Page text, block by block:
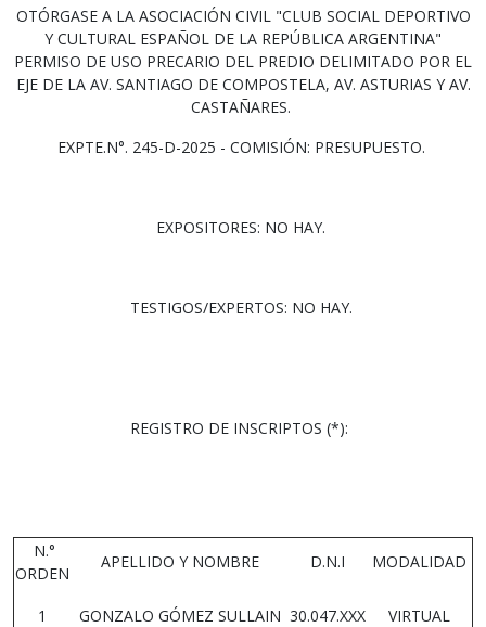
OTÓRGASE A LA ASOCIACIÓN CIVIL "CLUB SOCIAL DEPORTIVO
Y CULTURAL ESPAÑOL DE LA REPÚBLICA ARGENTINA"
PERMISO DE USO PRECARIO DEL PREDIO DELIMITADO POR EL
EJE DE LA AV. SANTIAGO DE COMPOSTELA, AV. ASTURIAS Y AV.
CASTAÑARES.
EXPTE.N°. 245-D-2025 - COMISIÓN: PRESUPUESTO.
EXPOSITORES: NO HAY.
TESTIGOS/EXPERTOS: NO HAY.
REGISTRO DE INSCRIPTOS (*):
N.°
ORDEN
APELLIDO Y NOMBRE D.N.I MODALIDAD
1 GONZALO GÓMEZ SULLAIN 30.047.XXX VIRTUAL